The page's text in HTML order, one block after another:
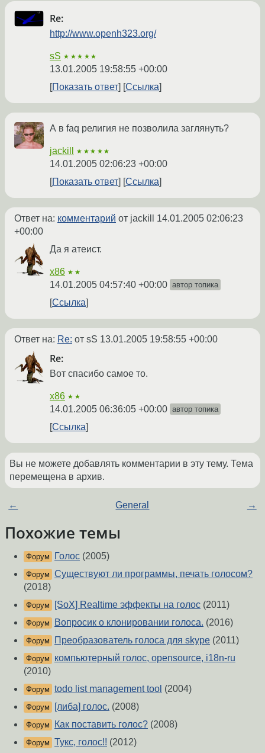
Re:
http://www.openh323.org/
sS ★★★★★
13.01.2005 19:58:55 +00:00
Показать ответ
Ссылка
А в faq религия не позволила заглянуть?
jackill ★★★★★
14.01.2005 02:06:23 +00:00
Показать ответ
Ссылка
Ответ на: комментарий от jackill 14.01.2005 02:06:23
+00:00
Да я атеист.
x86 ★★
14.01.2005 04:57:40 +00:00 автор топика
Ссылка
Ответ на: Re: от sS 13.01.2005 19:58:55 +00:00
Re:
Вот спасибо самое то.
x86 ★★
14.01.2005 06:36:05 +00:00 автор топика
Ссылка
Вы не можете добавлять комментарии в эту тему. Тема
перемещена в архив.
← General →
Похожие темы
Форум Голос (2005)
Форум Существуют ли программы, печать голосом?
(2018)
Форум [SoX] Realtime эффекты на голос (2011)
Форум Вопросик о клонировании голоса. (2016)
Форум Преобразователь голоса для skype (2011)
Форум
компьютерный голос, opensource, i18n-ru
(2010)
Форум todo list management tool (2004)
Форум [либа] голос. (2008)
Форум Как поставить голос? (2008)
Форум Тукс, голос!! (2012)